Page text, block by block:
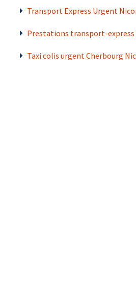
Transport Express Urgent
Prestations transport-express
Taxi colis urgent Cherbourg